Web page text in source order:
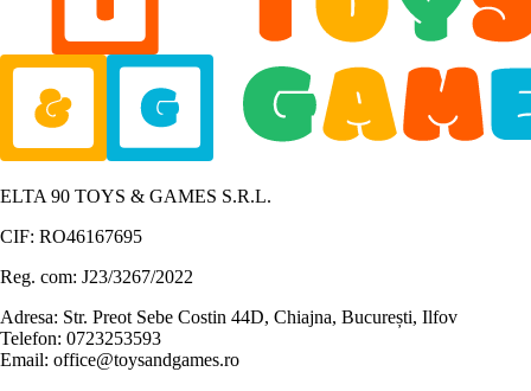
ELTA 90 TOYS & GAMES S.R.L.
CIF: RO46167695
Reg. com: J23/3267/2022
Adresa: Str. Preot Sebe Costin 44D, Chiajna, București, Ilfov
Telefon: 0723253593
Email: office@toysandgames.ro